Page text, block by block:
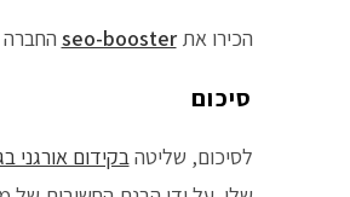
הכירו אתseo-booster החברה
סיכום
לסיכום, שליטהבקידום אורגני